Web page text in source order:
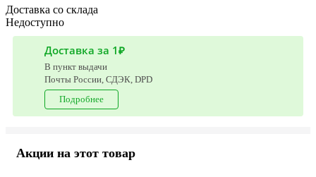
Доставка со склада
Недоступно
Доставка за 1₽
В пункт выдачи
Почты России, СДЭК, DPD
Подробнее
Акции на этот товар